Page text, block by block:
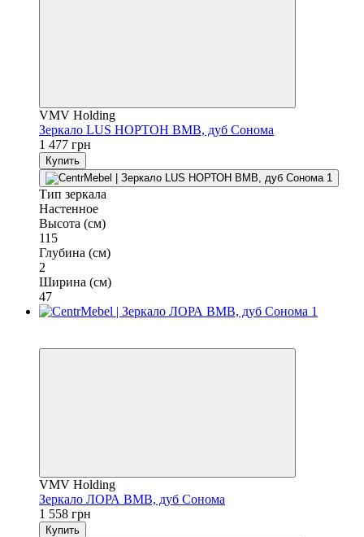
VMV Holding
Зеркало LUS НОРТОН ВМВ, дуб Сонома
1 477 грн
Купить
Тип зеркала
Настенное
Высота (см)
115
Глубина (см)
2
Ширина (см)
47
VMV Holding
Зеркало ЛОРА ВМВ, дуб Сонома
1 558 грн
Купить